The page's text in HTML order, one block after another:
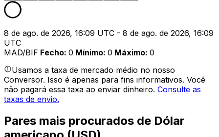
8 de ago. de 2026, 16:09 UTC - 8 de ago. de 2026, 16:09
UTC
MAD/BIF Fecho: 0 Mínimo: 0 Máximo: 0
Usamos a taxa de mercado médio no nosso
Conversor. Isso é apenas para fins informativos. Você
não pagará essa taxa ao enviar dinheiro. Consulte as
taxas de envio.
Pares mais procurados de Dólar